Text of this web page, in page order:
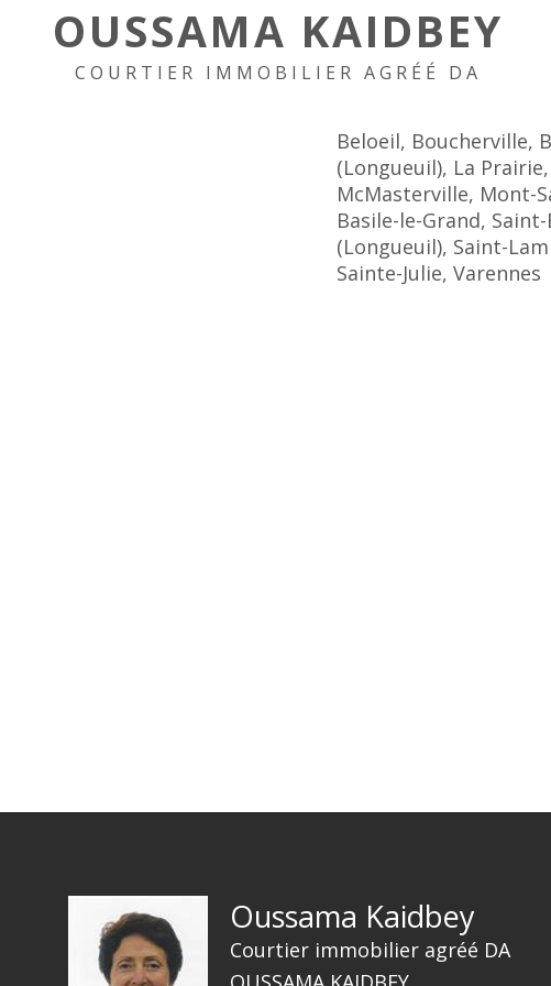
OUSSAMA KAIDBEY
COURTIER IMMOBILIER AGRÉÉ DA
Beloeil, Boucherville,
(Longueuil), La
McMasterville, Mont-
Basile-le-Grand,
(Longueuil), Saint-
Sainte-Julie, Varennes
Oussama Kaidbey
Courtier immobilier agréé DA